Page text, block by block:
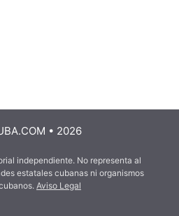
• 2026
independiente. No representa al
estatales cubanas ni organismos
Aviso Legal